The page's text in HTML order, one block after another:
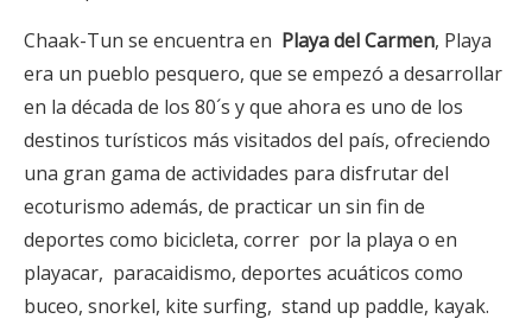
Chaak-Tun se encuentra en Playa del Carmen, Playa
era un pueblo pesquero, que se empezó a desarrollar
en la década de los 80´s y que ahora es uno de los
destinos turísticos más visitados del país, ofreciendo
una gran gama de actividades para disfrutar del
ecoturismo además, de practicar un sin fin de
deportes como bicicleta, correr por la playa o en
playacar, paracaidismo, deportes acuáticos como
buceo, snorkel, kite surfing, stand up paddle, kayak.